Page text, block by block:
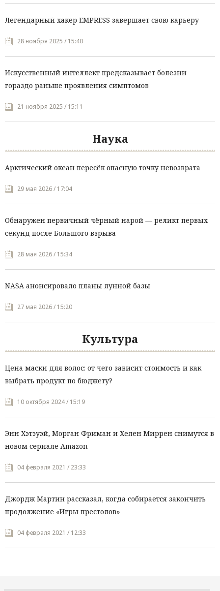
Легендарный хакер EMPRESS завершает свою карьеру
28 ноября 2025 / 15:40
Искусственный интеллект предсказывает болезни
гораздо раньше проявления симптомов
21 ноября 2025 / 15:11
Наука
Арктический океан пересёк опасную точку невозврата
29 мая 2026 / 17:04
Обнаружен первичный чёрный нарой — реликт первых
секунд после Большого взрыва
28 мая 2026 / 15:34
NASA анонсировало планы лунной базы
27 мая 2026 / 15:20
Культура
Цена маски для волос: от чего зависит стоимость и как
выбрать продукт по бюджету?
10 октября 2024 / 15:19
Энн Хэтэуэй, Морган Фриман и Хелен Миррен снимутся в
новом сериале Amazon
04 февраля 2021 / 23:33
Джордж Мартин рассказал, когда собирается закончить
продолжение «Игры престолов»
04 февраля 2021 / 12:33